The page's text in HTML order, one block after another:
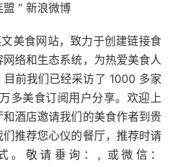
盟 ” 新浪微博
美食网站，致力于创建链接食
络和生态系统，为热爱美食人
前我们已经采访了 1000 多家
多美食订阅用户分享。欢迎上
酒店邀请我们的美食作者到贵
推荐您心仪的餐厅，推荐时请
。敬请垂询：, 或微信：